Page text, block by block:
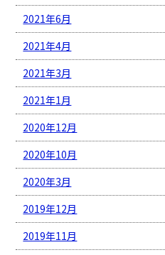
2021年6月
2021年4月
2021年3月
2021年1月
2020年12月
2020年10月
2020年3月
2019年12月
2019年11月